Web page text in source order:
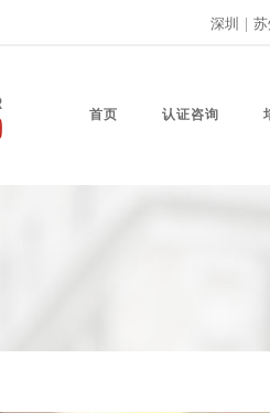
深圳 |
首页 认证咨询